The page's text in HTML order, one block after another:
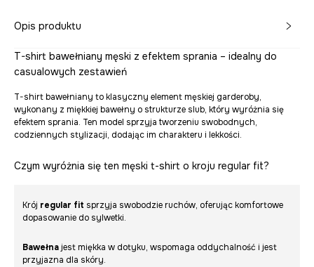
Opis produktu
T-shirt bawełniany męski z efektem sprania – idealny do
casualowych zestawień
T-shirt bawełniany to klasyczny element męskiej garderoby,
wykonany z miękkiej bawełny o strukturze slub, który wyróżnia się
efektem sprania. Ten model sprzyja tworzeniu swobodnych,
codziennych stylizacji, dodając im charakteru i lekkości.
Czym wyróżnia się ten męski t-shirt o kroju regular fit?
Krój regular fit sprzyja swobodzie ruchów, oferując komfortowe
dopasowanie do sylwetki.
Bawełnajest miękka w dotyku, wspomaga oddychalność i jest
przyjazna dla skóry.